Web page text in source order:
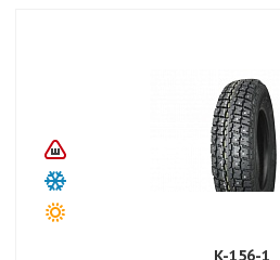
K-156-1